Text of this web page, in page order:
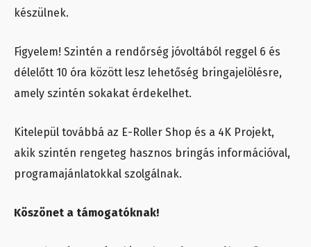
készülnek.
Figyelem! Szintén a rendőrség jóvoltából reggel 6 és
délelőtt 10 óra között lesz lehetőség bringajelölésre,
amely szintén sokakat érdekelhet.
Kitelepül továbbá az E-Roller Shop és a 4K Projekt,
akik szintén rengeteg hasznos bringás információval,
programajánlatokkal szolgálnak.
Köszönet a támogatóknak!